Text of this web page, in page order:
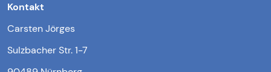
Kontakt
Carsten Jörges
Sulzbacher Str. 1-7